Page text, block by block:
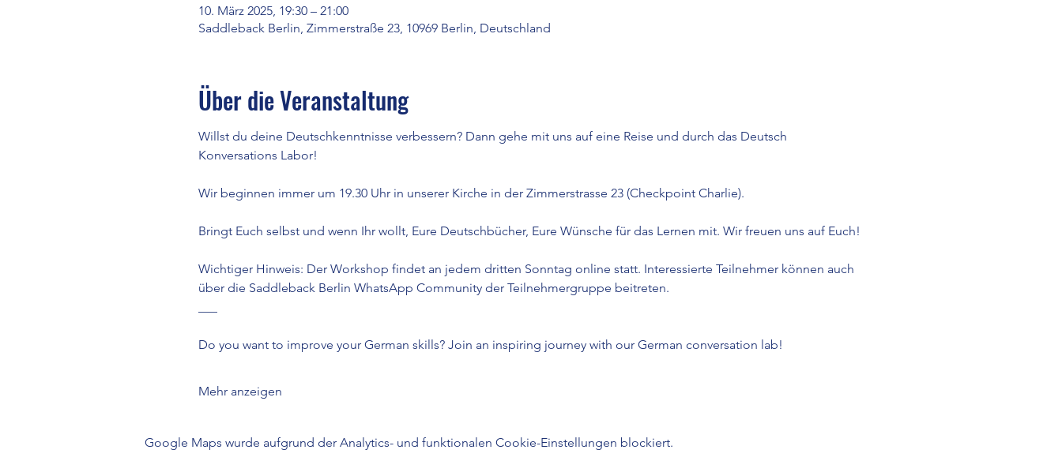
10. März 2025, 19:30 – 21:00
Saddleback Berlin, Zimmerstraße 23, 10969 Berlin, Deutschland
Über die Veranstaltung
Willst du deine Deutschkenntnisse verbessern? Dann gehe mit uns auf eine Reise und durch das Deutsch
Konversations Labor!
Wir beginnen immer um 19.30 Uhr in unserer Kirche in der Zimmerstrasse 23 (Checkpoint Charlie).
Bringt Euch selbst und wenn Ihr wollt, Eure Deutschbücher, Eure Wünsche für das Lernen mit. Wir freuen uns auf Euch!
Wichtiger Hinweis: Der Workshop findet an jedem dritten Sonntag online statt. Interessierte Teilnehmer können auch
über die Saddleback Berlin WhatsApp Community der Teilnehmergruppe beitreten.
Do you want to improve your German skills? Join an inspiring journey with our German conversation lab!
Mehr anzeigen
Google Maps wurde aufgrund der Analytics- und funktionalen Cookie-Einstellungen blockiert.